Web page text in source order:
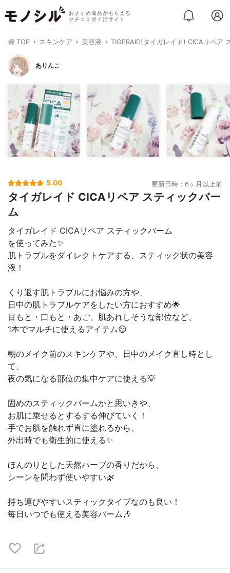
おすすめ商品がもらえる
クチコミポイ活サイト
TOP スキンケア 美容液 TIGERAID(タイガレイド) CICAリペア
ありんこ
5.00 更新日時：6ヶ月以上前
タイガレイド CICAリペア スティックバー
ム
タイガレイド CICAリペア スティックバーム
を使ってみた✨
肌トラブルをダイレクトケアする、スティック状の美容
液！
くり返す肌トラブルにお悩みの方や、
日中の肌トラブルケアをしたい方におすすめ🌟
目もと・口もと・あご、肌あれしそうな部位など、
1本でマルチに使えるアイテム😌
朝のメイク前のスキンケアや、日中のメイク直し時とし
て、
夜の気になる部位の集中ケアに使える💡
固めのスティックバームかと思いきや、
お肌に乗せるとするする伸びていく！
手でお肌を触れず直に塗れるから、
外出時でも衛生的に使える✨
ほんのりとした天然ハーブの香りだから、
シーンを問わず使いやすい🌿
持ち運びやすいスティックタイプなのも良い！
毎日いつでも使える美容バーム🎶